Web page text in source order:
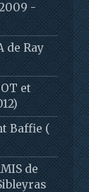
-
de Ray
et
Baffie (
de